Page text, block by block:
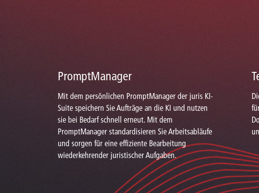
PromptManager
Mit dem persönlichen PromptManager der juris KI-
Suite speichern Sie Aufträge an die KI und nutzen
sie bei Bedarf schnell erneut. Mit dem
PromptManager standardisieren Sie Arbeitsabläufe
und sorgen für eine effiziente Bearbeitung
wiederkehrender juristischer Aufgaben.